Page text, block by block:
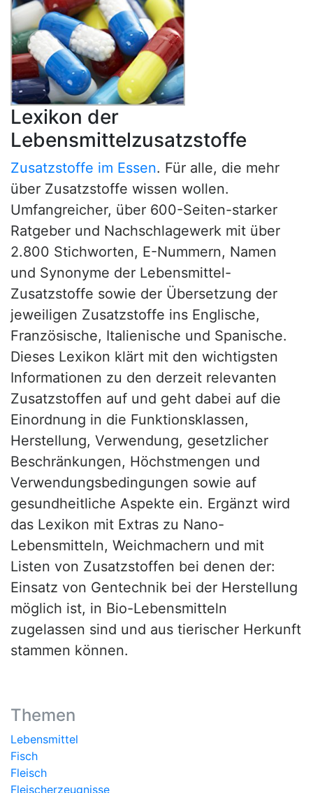
Lexikon der
Lebensmittelzusatzstoffe
Zusatzstoffe im Essen. Für alle, die mehr
über Zusatzstoffe wissen wollen.
Umfangreicher, über 600-Seiten-starker
Ratgeber und Nachschlagewerk mit über
2.800 Stichworten, E-Nummern, Namen
und Synonyme der Lebensmittel-
Zusatzstoffe sowie der Übersetzung der
jeweiligen Zusatzstoffe ins Englische,
Französische, Italienische und Spanische.
Dieses Lexikon klärt mit den wichtigsten
Informationen zu den derzeit relevanten
Zusatzstoffen auf und geht dabei auf die
Einordnung in die Funktionsklassen,
Herstellung, Verwendung, gesetzlicher
Beschränkungen, Höchstmengen und
Verwendungsbedingungen sowie auf
gesundheitliche Aspekte ein. Ergänzt wird
das Lexikon mit Extras zu Nano-
Lebensmitteln, Weichmachern und mit
Listen von Zusatzstoffen bei denen der:
Einsatz von Gentechnik bei der Herstellung
möglich ist, in Bio-Lebensmitteln
zugelassen sind und aus tierischer Herkunft
stammen können.
Themen
Lebensmittel
Fisch
Fleisch
Fleischerzeugnisse